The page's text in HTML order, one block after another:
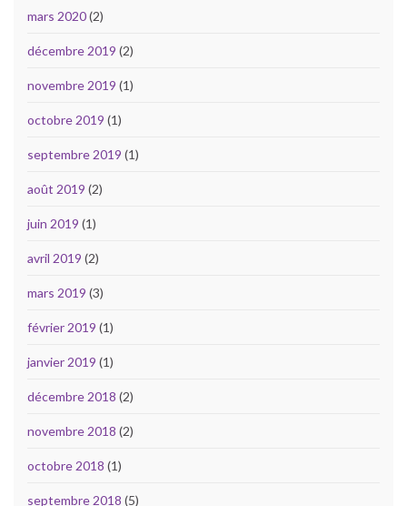
mars 2020(2)
décembre 2019 (2)
novembre 2019 (1)
octobre 2019 (1)
septembre 2019 (1)
août 2019 (2)
juin 2019 (1)
avril 2019 (2)
mars 2019 (3)
février 2019 (1)
janvier 2019 (1)
décembre 2018 (2)
novembre 2018 (2)
octobre 2018 (1)
septembre 2018 (5)